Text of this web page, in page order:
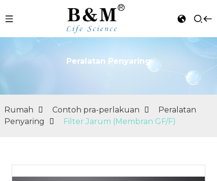
Peralatan Penyaring
Rumah Contoh pra-perlakuan
Peralatan
Penyaring
Filter Jarum (Membran GF/F)